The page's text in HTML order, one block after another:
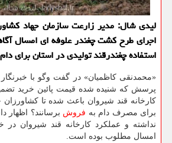
لیدی شال: مدیر زارعت سازمان جهاد
اجرای طرح كشت چغندر علوفه ای امسال
استفاده چغندرقند تولیدی در استان برای
«محمدنقی كاظمیان» در گفت وگو با خبرنگار
پرسش كه شنیده شده قیمت پائین خرید
كارخانه قند شیروان باعث شده تا كشاورزان
برای مصرف دام به فروش برسانند؟
نداشته و عملكرد كارخانه قند شیروان
امسال مطلوب بوده است.